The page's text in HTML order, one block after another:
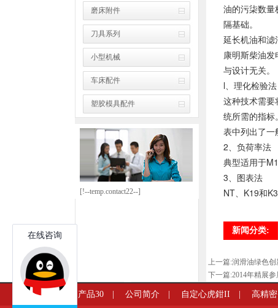
磨床附件
刀具系列
小型机械
车床配件
塑胶模具配件
[!--temp.contact22--]
油的污柒数量
隔基础。
延长机油和滤
康明斯柴油
与设计无关。
l、理化检
这种技术需
统所需的指标
表中列出了一
2、负荷率
典型适用于
3、图表法
NT、K19和
新闻分类:
上一篇:润滑油绿色
下一篇:2014年精展参
产品30| 公司简介 自定心虎鉗II 高精